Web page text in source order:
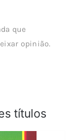
que
opinião.
títulos